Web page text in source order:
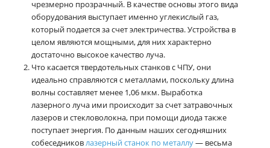
чрезмерно прозрачный. В качестве основы этого вида
оборудования выступает именно углекислый газ,
который подается за счет электричества. Устройства в
целом являются мощными, для них характерно
достаточно высокое качество луча.
Что касается твердотельных станков с ЧПУ, они
идеально справляются с металлами, поскольку длина
волны составляет менее 1,06 мкм. Выработка
лазерного луча ими происходит за счет затравочных
лазеров и стекловолокна, при помощи диода также
поступает энергия. По данным наших сегодняшних
собеседниковлазерный станок по металлу— весьма